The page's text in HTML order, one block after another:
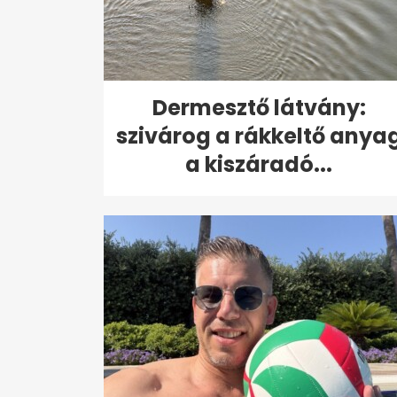
Dermesztő látvány:
szivárog a rákkeltő
a kiszáradó...